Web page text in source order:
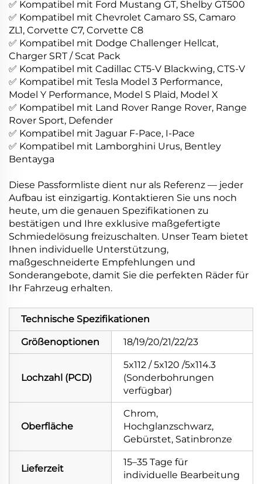
✅ Kompatibel mit Ford Mustang GT, Shelby GT500
✅ Kompatibel mit Chevrolet Camaro SS, Camaro
ZL1, Corvette C7, Corvette C8
✅ Kompatibel mit Dodge Challenger Hellcat,
Charger SRT / Scat Pack
✅ Kompatibel mit Cadillac CT5-V Blackwing, CTS-V
✅ Kompatibel mit Tesla Model 3 Performance,
Model Y Performance, Model S Plaid, Model X
✅ Kompatibel mit Land Rover Range Rover, Range
Rover Sport, Defender
✅ Kompatibel mit Jaguar F-Pace, I-Pace
✅ Kompatibel mit Lamborghini Urus, Bentley
Bentayga
Diese Passformliste dient nur als Referenz — jeder
Aufbau ist einzigartig. Kontaktieren Sie uns noch
heute, um die genauen Spezifikationen zu
bestätigen und Ihre exklusive maßgefertigte
Schmiedelösung freizuschalten. Unser Team bietet
Ihnen individuelle Unterstützung,
maßgeschneiderte Empfehlungen und
Sonderangebote, damit Sie die perfekten Räder für
Ihr Fahrzeug erhalten.
Technische Spezifikationen
Größenoptionen 18/19/20/21/22/23
Lochzahl (PCD)
5x112 / 5x120 /5x114.3
(Sonderbohrungen
verfügbar)
Oberfläche
Chrom,
Hochglanzschwarz,
Gebürstet, Satinbronze
Lieferzeit
15–35 Tage für
individuelle Bearbeitung